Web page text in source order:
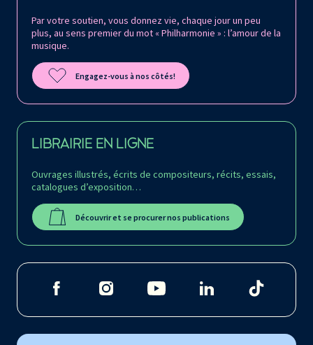
Par votre soutien, vous donnez vie, chaque jour un peu
plus, au sens premier du mot « Philharmonie » : l’amour de la
musique.
Engagez-vous à nos côtés!
LIBRAIRIE EN LIGNE
Ouvrages illustrés, écrits de compositeurs, récits, essais,
catalogues d’exposition…
Découvrir et se procurer nos publications